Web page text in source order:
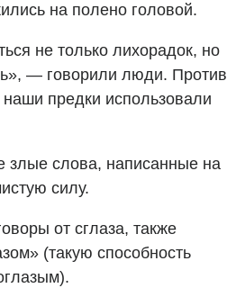
на полено головой.
не только лихорадок, но
— говорили люди. Против
наши предки использовали
злые слова, написанные на
силу.
от сглаза, также
(такую способность